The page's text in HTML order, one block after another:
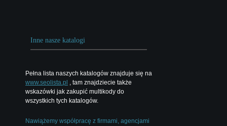
Inne nasze katalogi
Pełna lista naszych katalogów znajduje się na
www.seolista.pl , tam znajdziecie także
wskazówki jak zakupić multikody do
wszystkich tych katalogów.
Nawiążemy współpracę z firmami, agencjami